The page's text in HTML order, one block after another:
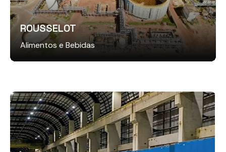
ROUSSELOT
Alimentos e Bebidas